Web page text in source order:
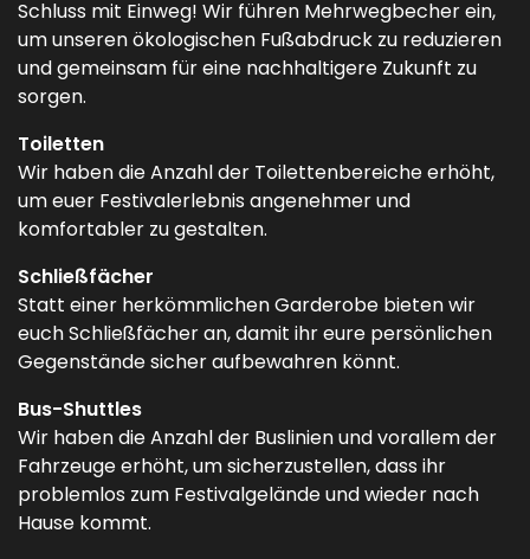
Schluss mit Einweg! Wir führen Mehrwegbecher ein,
um unseren ökologischen Fußabdruck zu reduzieren
und gemeinsam für eine nachhaltigere Zukunft zu
sorgen.
Toiletten
Wir haben die Anzahl der Toilettenbereiche erhöht,
um euer Festivalerlebnis angenehmer und
komfortabler zu gestalten.
Schließfächer
Statt einer herkömmlichen Garderobe bieten wir
euch Schließfächer an, damit ihr eure persönlichen
Gegenstände sicher aufbewahren könnt.
Bus-Shuttles
Wir haben die Anzahl der Buslinien und vorallem der
Fahrzeuge erhöht, um sicherzustellen, dass ihr
problemlos zum Festivalgelände und wieder nach
Hause kommt.